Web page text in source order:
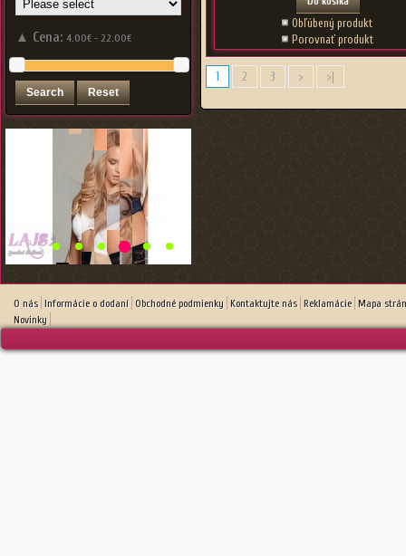
▲ Cena: 4.00€ - 22.00€
Obľúbený produkt
Porovnať produkt
1 2 3 > >|
O nás Informácie o dodaní Obchodné podmienky Kontaktujte nás Reklamácie Mapa
Novinky